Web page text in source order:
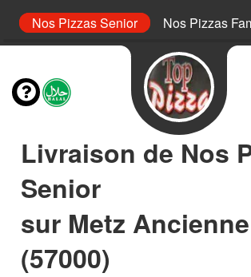
Nos Pizzas Senior Nos Pizzas
Livraison de Nos
Senior
sur Metz
(57000)